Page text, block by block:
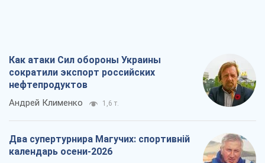
Как атаки Сил обороны Украины
сократили экспорт российских
нефтепродуктов
Андрей Клименко 1,6 т.
Два супертурнира Магучих: спортивній
календарь осени-2026